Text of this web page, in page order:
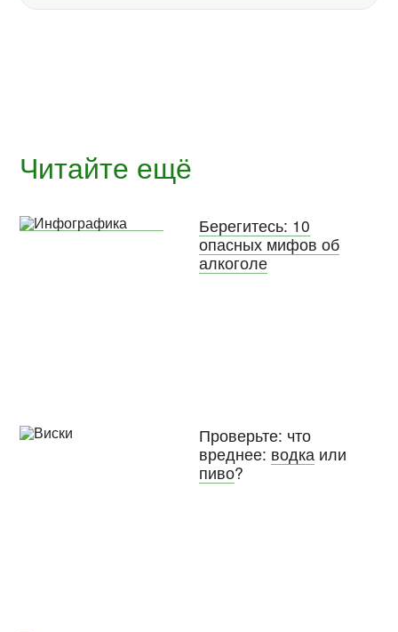
Читайте ещё
Берегитесь: 10
опасных мифов об
алкоголе
Проверьте: что
вреднее: водка или
пиво?